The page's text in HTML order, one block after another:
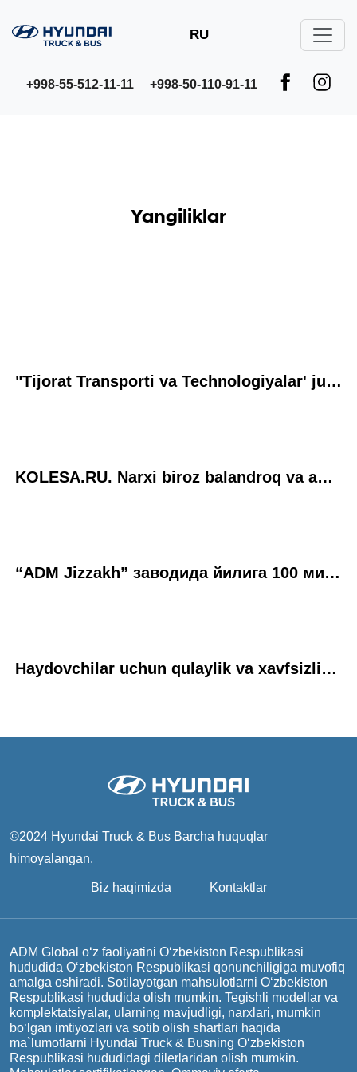
RU
+998-55-512-11-11 +998-50-110-91-11
Yangiliklar
"Tijorat Transporti va Technologiyalar' jurnali. O'rtancha aka. Bugungi sinovda o'rta tonnajli Hyundai Mighty EX8 avtomobili
KOLESA.RU. Narxi biroz balandroq va ancha yaxshiroq: Hyundai Mighty EX8 ning test-drayvi
“ADM Jizzakh” заводида йилига 100 минг дона енгил автомобиль ишлаб чиқарилади
Haydovchilar uchun qulaylik va xavfsizlik: Hyundai Mighty endi O‘zbekistonda
©2024 Hyundai Truck & Bus Barcha huquqlar
himoyalangan.
Biz haqimizda Kontaktlar
ADM Global o‘z faoliyatini O‘zbekiston Respublikasi
hududida O‘zbekiston Respublikasi qonunchiligiga muvofiq
amalga oshiradi. Sotilayotgan mahsulotlarni O‘zbekiston
Respublikasi hududida olish mumkin. Tegishli modellar va
komplektatsiyalar, ularning mavjudligi, narxlari, mumkin
bo‘lgan imtiyozlari va sotib olish shartlari haqida
ma`lumotlarni Hyundai Truck & Busning O‘zbekiston
Respublikasi hududidagi dilerlaridan olish mumkin.